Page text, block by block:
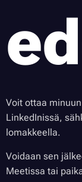
Voit ottaa
LinkedInissä,
lomakkeella.
Voidaan sen
Meetissa tai